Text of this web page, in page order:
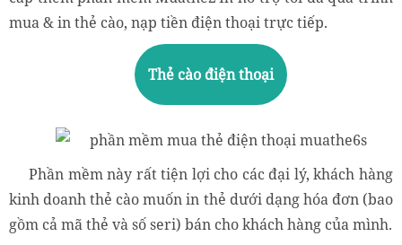
mua & in thẻ cào, nạp tiền điện thoại trực tiếp.
Thẻ cào điện thoại
Phần mềm này rất tiện lợi cho các đại lý, khách hàng
kinh doanh thẻ cào muốn in thẻ dưới dạng hóa đơn (bao
gồm cả mã thẻ và số seri) bán cho khách hàng của mình.